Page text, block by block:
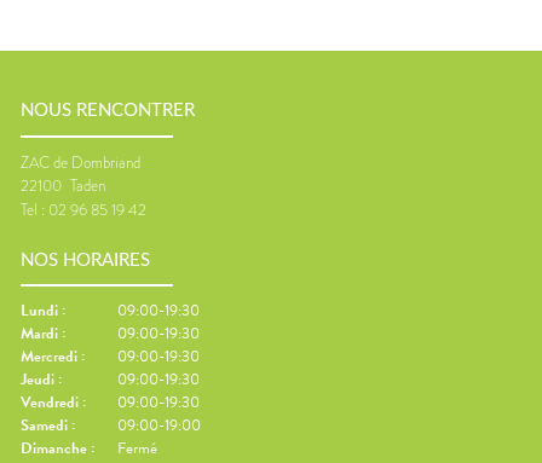
NOUS RENCONTRER
ZAC de Dombriand
22100 Taden
Tel : 02 96 85 19 42
NOS HORAIRES
Lundi :
09:00-19:30
Mardi :
09:00-19:30
Mercredi :
09:00-19:30
Jeudi :
09:00-19:30
Vendredi :
09:00-19:30
Samedi :
09:00-19:00
Dimanche : Fermé